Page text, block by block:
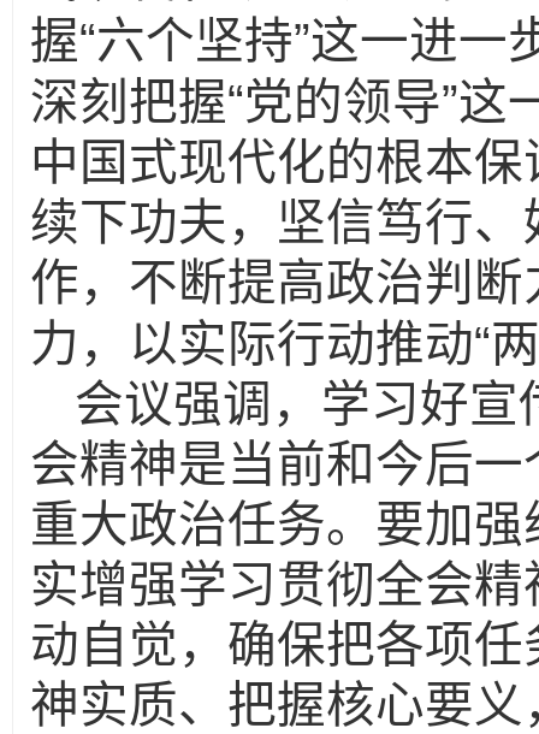
握“六个坚持”这一进一
深刻把握“党的领导”这
中国式现代化的根本
续下功夫，坚信笃行
作，不断提高政治判
力，以实际行动推动“
会议强调，学习好
会精神是当前和今后
重大政治任务。要加
实增强学习贯彻全会
动自觉，确保把各项
神实质、把握核心要